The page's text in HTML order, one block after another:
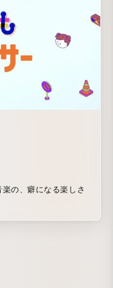
され、曲のシーケン
す。ミュージックビ
によって表情や感情
ンセプトである
」の体現者となりま
ります。 https://kamra.invisi-dir.com/
の、癖になる楽しさ